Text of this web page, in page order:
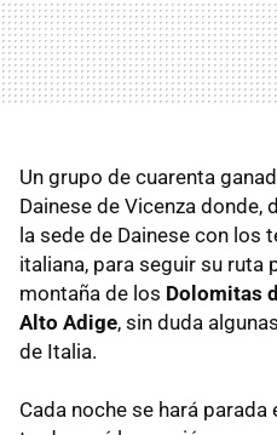
Un grupo de cuarenta
Dainese de Vicenza donde,
la sede de Dainese con los
italiana, para seguir su ruta
montaña de los Dolomitas
Alto Adige, sin duda
de Italia.
Cada noche se hará